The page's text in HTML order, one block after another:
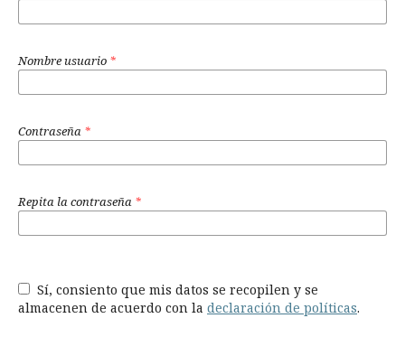
Nombre usuario *
Contraseña *
Repita la contraseña *
almacenen de acuerdo con la declaración de políticas.